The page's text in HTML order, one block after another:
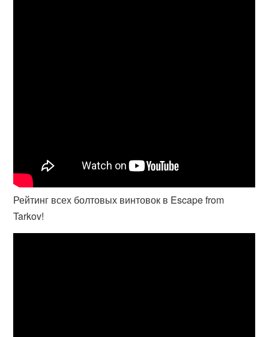
Рейтинг всех болтовых винтовок в Escape from
Tarkov!